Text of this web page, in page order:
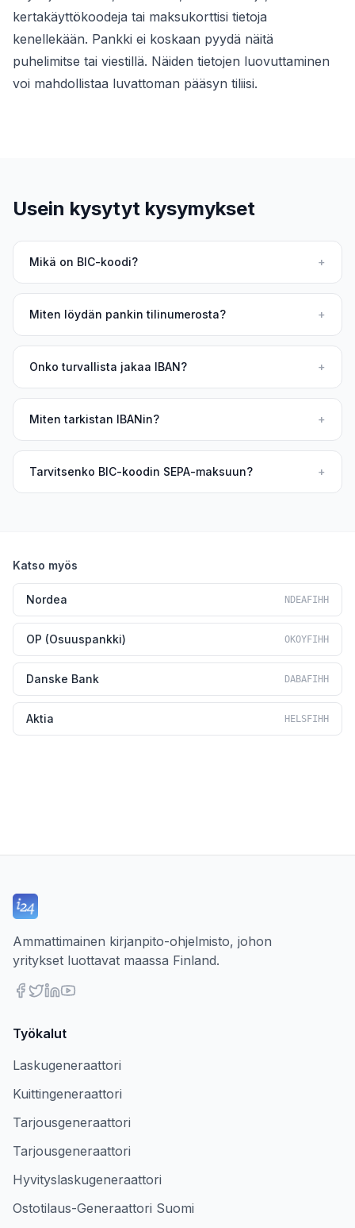
kertakäyttökoodeja tai maksukorttisi tietoja
kenellekään. Pankki ei koskaan pyydä näitä
puhelimitse tai viestillä. Näiden tietojen luovuttaminen
voi mahdollistaa luvattoman pääsyn tiliisi.
Usein kysytyt kysymykset
Mikä on BIC-koodi? +
Miten löydän pankin tilinumerosta? +
Onko turvallista jakaa IBAN? +
Miten tarkistan IBANin? +
Tarvitsenko BIC-koodin SEPA-maksuun? +
Katso myös
Nordea NDEAFIHH
OP (Osuuspankki) OKOYFIHH
Danske Bank DABAFIHH
Aktia HELSFIHH
Ammattimainen kirjanpito-ohjelmisto, johon
yritykset luottavat maassa Finland.
Työkalut
Laskugeneraattori
Kuittingeneraattori
Tarjousgeneraattori
Tarjousgeneraattori
Hyvityslaskugeneraattori
Ostotilaus-Generaattori Suomi